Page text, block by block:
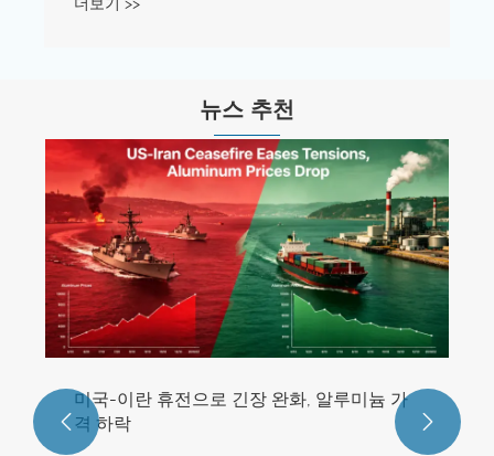
더보기 >>
뉴스 추천
미국-이란 휴전으로 긴장 완화, 알루미늄 가
격 하락
 